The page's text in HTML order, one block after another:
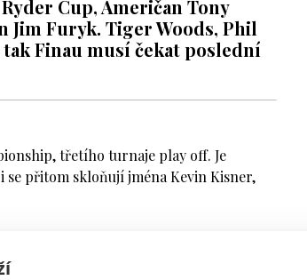
Cup, Američan Tony
Furyk. Tiger Woods, Phil
Finau musí čekat poslední
třetího turnaje play off. Je
přitom skloňují jména Kevin Kisner,
večer, kdy musel americký kapitán